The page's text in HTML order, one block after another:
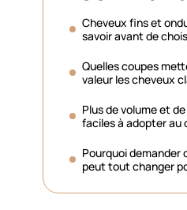
Cheveux fins et
savoir avant de
Quelles coupes
valeur les cheveux
Plus de volume et
faciles à adopter au
Pourquoi demander
peut tout changer